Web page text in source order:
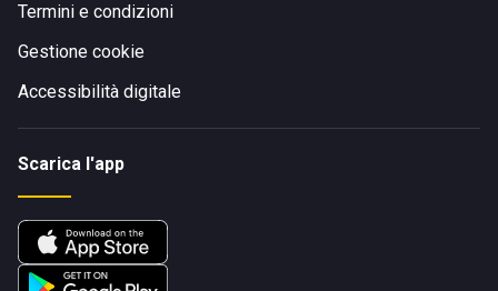
Termini e condizioni
Gestione cookie
Accessibilità digitale
Scarica l'app